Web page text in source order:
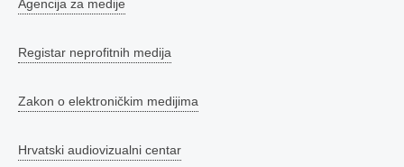
Agencija za medije
Registar neprofitnih medija
Zakon o elektroničkim medijima
Hrvatski audiovizualni centar